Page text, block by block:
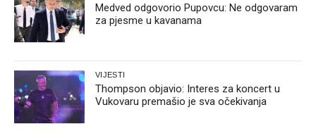
Medved odgovorio Pupovcu: Ne odgovaram
za pjesme u kavanama
VIJESTI
Thompson objavio: Interes za koncert u
Vukovaru premašio je sva očekivanja